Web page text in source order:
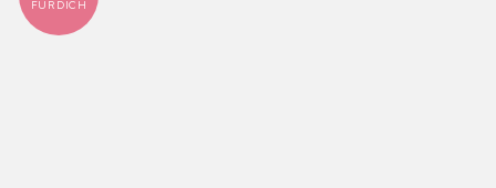
FÜR DICH